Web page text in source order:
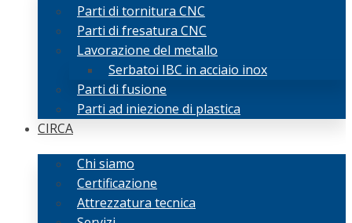
Parti di tornitura CNC
Parti di fresatura CNC
Lavorazione del metallo
Serbatoi IBC in acciaio inox
Parti di fusione
Parti ad iniezione di plastica
CIRCA
Chi siamo
Certificazione
Attrezzatura tecnica